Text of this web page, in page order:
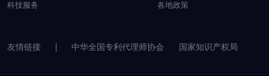
科技服务
各地政策
友情链接 中华全国专利代理师协会 国家知识产权局